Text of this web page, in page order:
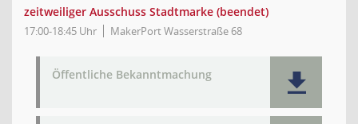
zeitweiliger Ausschuss Stadtmarke (beendet)
17:00-18:45 Uhr MakerPort Wasserstraße 68
Öffentliche Bekanntmachung